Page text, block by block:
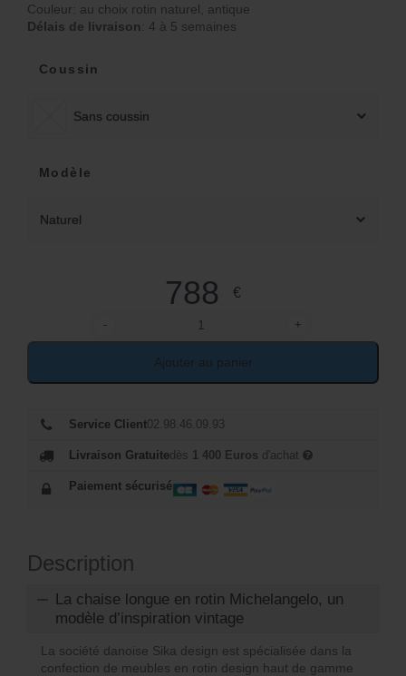
Couleur: au choix rotin naturel, antique
Délais de livraison
: 4 à 5 semaines
Coussin
Sans coussin
Modèle
Naturel
788 €
-
quantité de Chaise longue rotin style scandinave
+
Ajouter au panier
Service Client02.98.46.09.93
Livraison Gratuitedès 1 400 Euros d'achat
Paiement sécurisé
Description
La chaise longue en rotin Michelangelo, un
modèle d’inspiration vintage
La société danoise Sika design est spécialisée dans la
confection de meubles en rotin design haut de gamme